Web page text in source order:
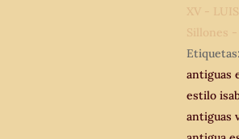
estilo
inglés.
cantidad
XV -
Sillones -
antiguas
estilo
antiguas